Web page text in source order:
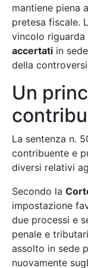
mantiene piena
pretesa fiscale.
vincolo riguarda
accertati in
della
Un
La sentenza n.
contribuente e
diversi relativi
Secondo la
impostazione
due processi e
penale e
assolto in sede
nuovamente